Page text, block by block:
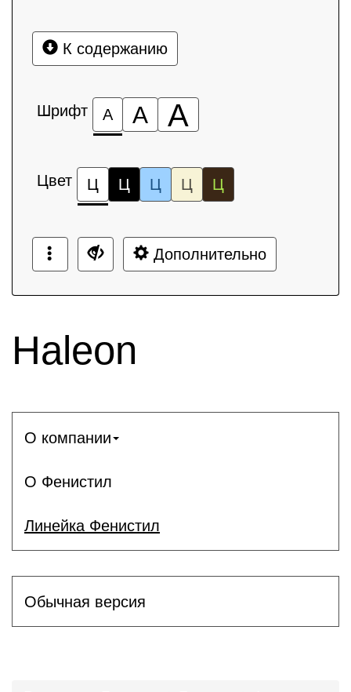
К содержанию
Шрифт А А А
Цвет Ц Ц Ц Ц Ц
Дополнительно
Haleon
О компании
О Фенистил
Линейка Фенистил
Обычная версия